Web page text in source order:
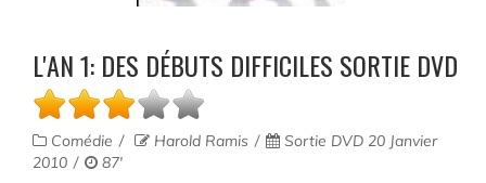
L'AN 1: DES DÉBUTS DIFFICILES SORTIE DVD
Comédie Harold Ramis
Sortie DVD 20 Janvier
2010
87'